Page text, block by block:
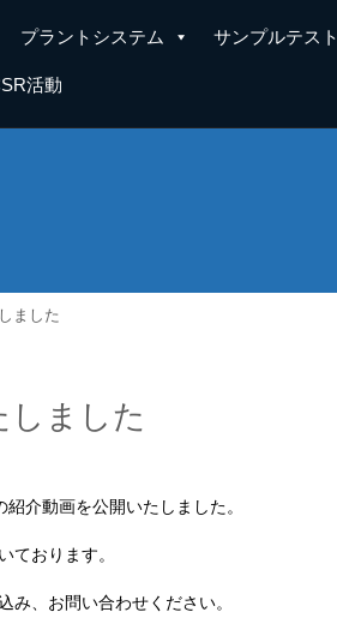
プラントシステム サンプルテスト
活動
ました
しました
介動画を公開いたしました。
ております。
、お問い合わせください。